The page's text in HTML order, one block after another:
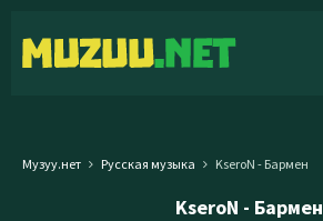
Музуу.нет Русская музыка KseroN - Бармен
KseroN - Бармен